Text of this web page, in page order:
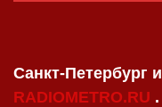
Санкт-Петербург
RADIOMETRO.RU .